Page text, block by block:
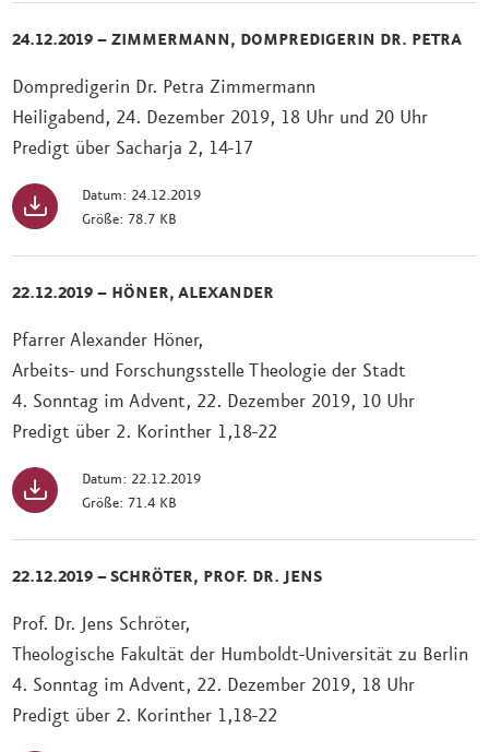
24.12.2019 – ZIMMERMANN, DOMPREDIGERIN DR. PETRA
Dompredigerin Dr. Petra Zimmermann
Heiligabend, 24. Dezember 2019, 18 Uhr und 20 Uhr
Predigt über Sacharja 2, 14-17
Datum: 24.12.2019
Größe: 78.7 KB
22.12.2019 – HÖNER, ALEXANDER
Pfarrer Alexander Höner,
Arbeits- und Forschungsstelle Theologie der Stadt
4. Sonntag im Advent, 22. Dezember 2019, 10 Uhr
Predigt über 2. Korinther 1,18-22
Datum: 22.12.2019
Größe: 71.4 KB
22.12.2019 – SCHRÖTER, PROF. DR. JENS
Prof. Dr. Jens Schröter,
Theologische Fakultät der Humboldt-Universität zu Berlin
4. Sonntag im Advent, 22. Dezember 2019, 18 Uhr
Predigt über 2. Korinther 1,18-22